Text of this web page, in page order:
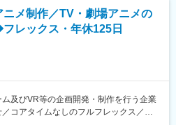
あり、総合ゲームメーカーとしての地
の経験やスキルを積み重ねながら、自
が期待できます。
ゲームメーカーとして各種ヒットタイ
用ゲームを中核にオンラインゲーム、ソ
的な事業ドメインにより堅実な事業成長
ニメ制作／TV・劇場アニメの
レックス・年休125日
及びVR等の企画開発・制作を行う企業
コアタイムなしのフルフレックス／土